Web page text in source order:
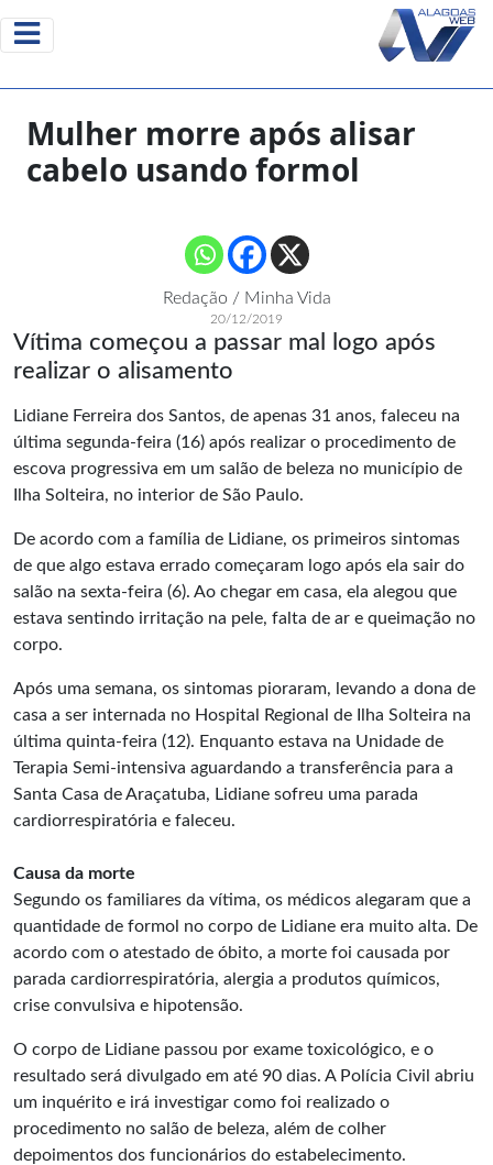
Mulher morre após alisar
cabelo usando formol
Redação / Minha Vida
20/12/2019
Vítima começou a passar mal logo após
realizar o alisamento
Lidiane Ferreira dos Santos, de apenas 31 anos, faleceu na
última segunda-feira (16) após realizar o procedimento de
escova progressiva em um salão de beleza no município de
Ilha Solteira, no interior de São Paulo.
De acordo com a família de Lidiane, os primeiros sintomas
de que algo estava errado começaram logo após ela sair do
salão na sexta-feira (6). Ao chegar em casa, ela alegou que
estava sentindo irritação na pele, falta de ar e queimação no
corpo.
Após uma semana, os sintomas pioraram, levando a dona de
casa a ser internada no Hospital Regional de Ilha Solteira na
última quinta-feira (12). Enquanto estava na Unidade de
Terapia Semi-intensiva aguardando a transferência para a
Santa Casa de Araçatuba, Lidiane sofreu uma parada
cardiorrespiratória e faleceu.
Causa da morte
Segundo os familiares da vítima, os médicos alegaram que a
quantidade de formol no corpo de Lidiane era muito alta. De
acordo com o atestado de óbito, a morte foi causada por
parada cardiorrespiratória, alergia a produtos químicos,
crise convulsiva e hipotensão.
O corpo de Lidiane passou por exame toxicológico, e o
resultado será divulgado em até 90 dias. A Polícia Civil abriu
um inquérito e irá investigar como foi realizado o
procedimento no salão de beleza, além de colher
depoimentos dos funcionários do estabelecimento.